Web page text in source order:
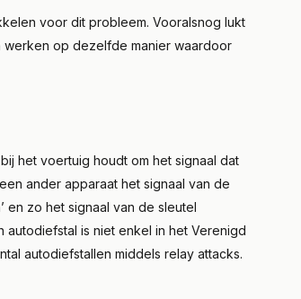
voor dit probleem. Vooralsnog lukt
werken op dezelfde manier waardoor
het voertuig houdt om het signaal dat
ander apparaat het signaal van de
en zo het signaal van de sleutel
is niet enkel in het Verenigd
autodiefstallen middels relay attacks.